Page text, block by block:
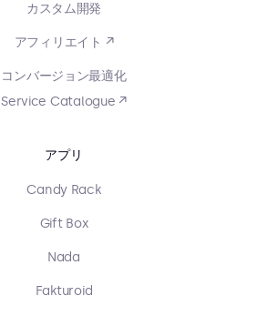
カスタム開発
アフィリエイト ↗
コンバージョン最適化
Service Catalogue ↗
アプリ
Candy Rack
Gift Box
Nada
Fakturoid